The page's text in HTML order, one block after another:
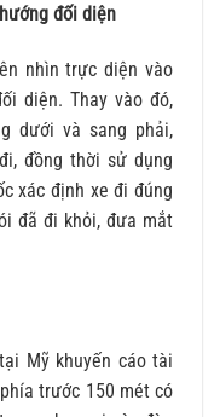
đối diện
nhìn trực diện vào
diện. Thay vào đó,
dưới và sang phải,
đồng thời sử dụng
xác định xe đi đúng
đã đi khỏi, đưa mắt
Mỹ khuyến cáo tài
trước 150 mét có